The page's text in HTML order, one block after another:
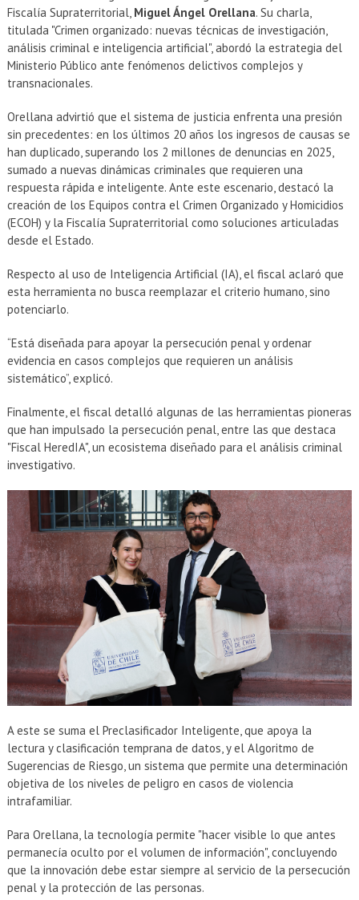
Fiscalía Supraterritorial, Miguel Ángel Orellana. Su charla,
titulada "Crimen organizado: nuevas técnicas de investigación,
análisis criminal e inteligencia artificial", abordó la estrategia del
Ministerio Público ante fenómenos delictivos complejos y
transnacionales.
Orellana advirtió que el sistema de justicia enfrenta una presión
sin precedentes: en los últimos 20 años los ingresos de causas se
han duplicado, superando los 2 millones de denuncias en 2025,
sumado a nuevas dinámicas criminales que requieren una
respuesta rápida e inteligente. Ante este escenario, destacó la
creación de los Equipos contra el Crimen Organizado y Homicidios
(ECOH) y la Fiscalía Supraterritorial como soluciones articuladas
desde el Estado.
Respecto al uso de Inteligencia Artificial (IA), el fiscal aclaró que
esta herramienta no busca reemplazar el criterio humano, sino
potenciarlo.
“Está diseñada para apoyar la persecución penal y ordenar
evidencia en casos complejos que requieren un análisis
sistemático”, explicó.
Finalmente, el fiscal detalló algunas de las herramientas pioneras
que han impulsado la persecución penal, entre las que destaca
"Fiscal HeredIA", un ecosistema diseñado para el análisis criminal
investigativo.
A este se suma el Preclasificador Inteligente, que apoya la
lectura y clasificación temprana de datos, y el Algoritmo de
Sugerencias de Riesgo, un sistema que permite una determinación
objetiva de los niveles de peligro en casos de violencia
intrafamiliar.
Para Orellana, la tecnología permite "hacer visible lo que antes
permanecía oculto por el volumen de información", concluyendo
que la innovación debe estar siempre al servicio de la persecución
penal y la protección de las personas.